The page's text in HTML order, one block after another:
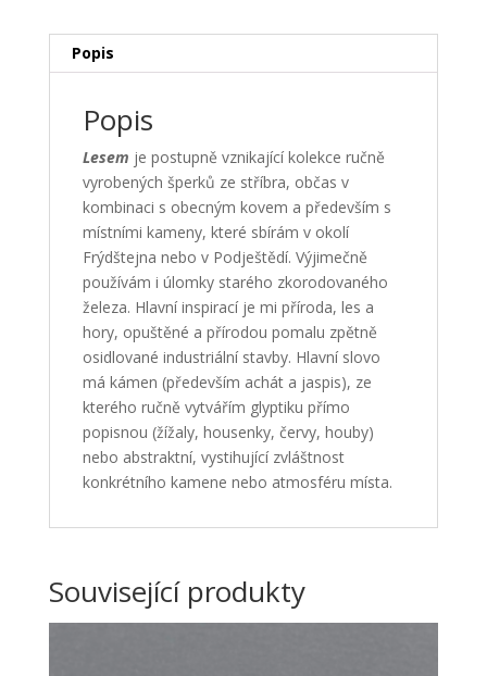
Popis
Popis
Lesem je postupně vznikající kolekce ručně
vyrobených šperků ze stříbra, občas v
kombinaci s obecným kovem a především s
místními kameny, které sbírám v okolí
Frýdštejna nebo v Podještědí. Výjimečně
používám i úlomky starého zkorodovaného
železa. Hlavní inspirací je mi příroda, les a
hory, opuštěné a přírodou pomalu zpětně
osidlované industriální stavby. Hlavní slovo
má kámen (především achát a jaspis), ze
kterého ručně vytvářím glyptiku přímo
popisnou (žížaly, housenky, červy, houby)
nebo abstraktní, vystihující zvláštnost
konkrétního kamene nebo atmosféru místa.
Související produkty